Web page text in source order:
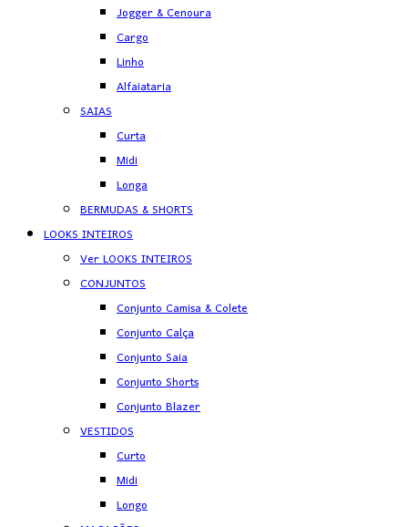
Jogger & Cenoura
Cargo
Linho
Alfaiataria
SAIAS
Curta
Midi
Longa
BERMUDAS & SHORTS
LOOKS INTEIROS
Ver LOOKS INTEIROS
CONJUNTOS
Conjunto Camisa & Colete
Conjunto Calça
Conjunto Saia
Conjunto Shorts
Conjunto Blazer
VESTIDOS
Curto
Midi
Longo